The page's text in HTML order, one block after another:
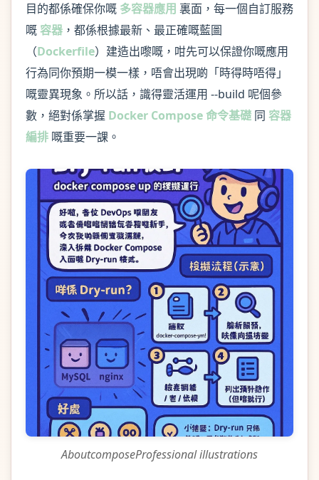
目的都係確保你嘅 多容器應用 裏面，每一個自訂服務
嘅容器 ，都係根據最新、最正確嘅藍圖
（Dockerfile）建造出嚟嘅，咁先可以保證你嘅應用
行為同你預期一模一樣，唔會出現啲「時得時唔得」
嘅靈異現象。所以話，識得靈活運用 --build 呢個參
數，絕對係掌握 Docker Compose命令基礎 同 容器
編排 嘅重要一課。
AboutcomposeProfessional illustrations